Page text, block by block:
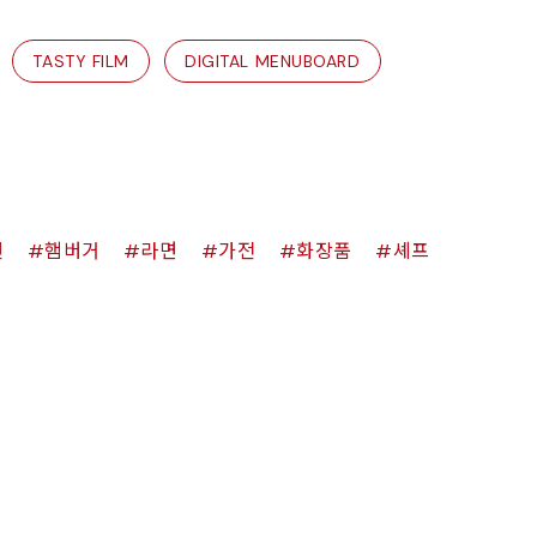
TASTY FILM DIGITAL MENUBOARD
햄버거 라면 가전 화장품 셰프